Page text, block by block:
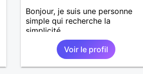
Bonjour, je suis une personne
simple qui recherche la
simplicité.
Voir le profil